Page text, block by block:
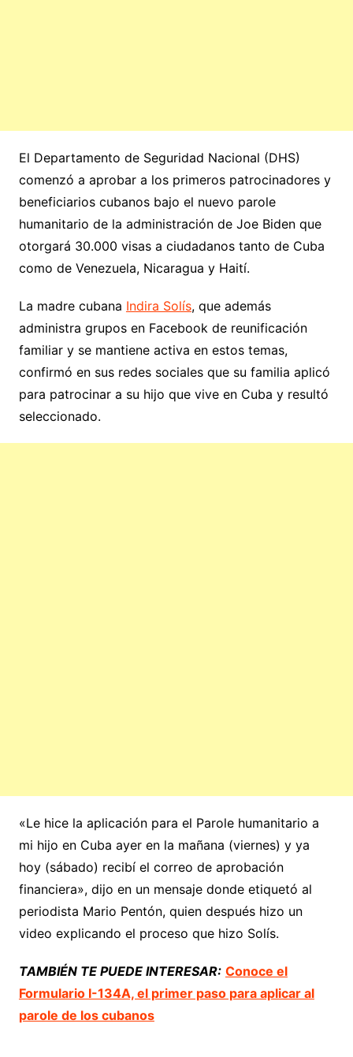
El Departamento de Seguridad Nacional (DHS)
comenzó a aprobar a los primeros patrocinadores y
beneficiarios cubanos bajo el nuevo parole
humanitario de la administración de Joe Biden que
otorgará 30.000 visas a ciudadanos tanto de Cuba
como de Venezuela, Nicaragua y Haití.
La madre cubana Indira Solís, que además
administra grupos en Facebook de reunificación
familiar y se mantiene activa en estos temas,
confirmó en sus redes sociales que su familia aplicó
para patrocinar a su hijo que vive en Cuba y resultó
seleccionado.
«Le hice la aplicación para el Parole humanitario a
mi hijo en Cuba ayer en la mañana (viernes) y ya
hoy (sábado) recibí el correo de aprobación
financiera», dijo en un mensaje donde etiquetó al
periodista Mario Pentón, quien después hizo un
video explicando el proceso que hizo Solís.
TAMBIÉN TE PUEDE INTERESAR: Conoce el
Formulario I-134A, el primer paso para aplicar al
parole de los cubanos